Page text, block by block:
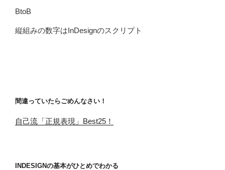
BtoB
縦組みの数字はInDesignのスクリプト
間違っていたらごめんなさい！
自己流「正規表現」Best25！
INDESIGNの基本がひとめでわかる